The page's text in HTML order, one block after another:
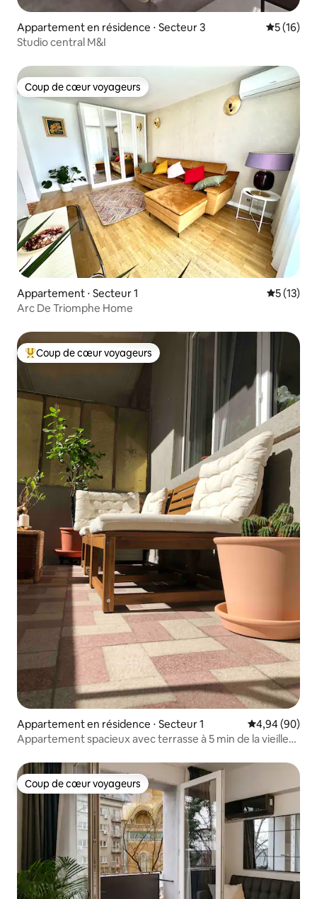
Appartement en résidence ⋅ Secteur 3
5 (16)
Studio central M&I
Coup de cœur voyageurs
Coup de cœur voyageurs
Appartement ⋅ Secteur 1
5 (13)
Arc De Triomphe Home
Coups de cœur voyageurs les plus appréciés
Coup de cœur voyageurs
Appartement en résidence ⋅ Secteur 1 Évaluation
4,94 (90)
Appartement spacieux avec terrasse à 5 min de la vieille
Coup de cœur voyageurs
Coup de cœur voyageurs